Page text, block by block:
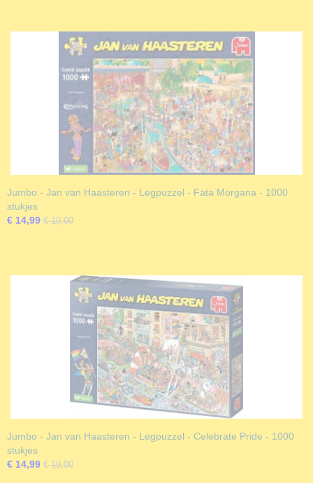
Jumbo - Jan van Haasteren - Legpuzzel - Fata Morgana - 1000
stukjes
€ 14,99 € 19,00
Jumbo - Jan van Haasteren - Legpuzzel - Celebrate Pride - 1000
stukjes
€ 14,99 € 19,00